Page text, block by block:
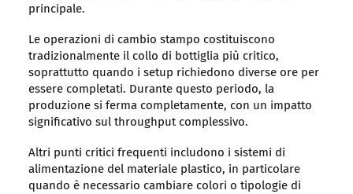
principale.
Le operazioni di cambio stampo costituiscono
tradizionalmente il collo di bottiglia più critico,
soprattutto quando i setup richiedono diverse ore per
essere completati. Durante questo periodo, la
produzione si ferma completamente, con un impatto
significativo sul throughput complessivo.
Altri punti critici frequenti includono i sistemi di
alimentazione del materiale plastico, in particolare
quando è necessario cambiare colori o tipologie di